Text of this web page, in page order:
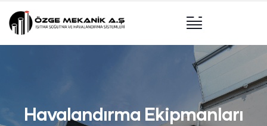
Havalandırma Ekipmanları